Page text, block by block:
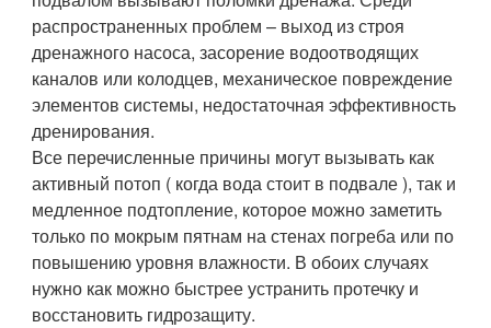
распространенных проблем – выход из строя
дренажного насоса, засорение водоотводящих
каналов или колодцев, механическое повреждение
элементов системы, недостаточная эффективность
дренирования.
Все перечисленные причины могут вызывать как
активный потоп ( когда вода стоит в подвале ), так и
медленное подтопление, которое можно заметить
только по мокрым пятнам на стенах погреба или по
повышению уровня влажности. В обоих случаях
нужно как можно быстрее устранить протечку и
восстановить гидрозащиту.